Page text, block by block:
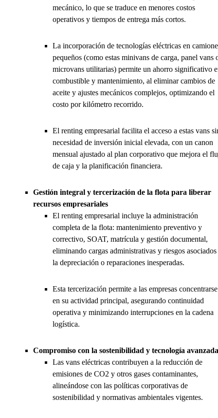
mecánico, lo que se traduce en menores costos
operativos y tiempos de entrega más cortos.
La incorporación de tecnologías eléctricas en
pequeños (como estas minivans de carga, panel vans
microvans utilitarias) permite un ahorro significativo
combustible y mantenimiento, al eliminar cambios de
aceite y ajustes mecánicos complejos, optimizando el
costo por kilómetro recorrido.
El renting empresarial facilita el acceso a estas vans
necesidad de inversión inicial elevada, con un canon
mensual ajustado al plan corporativo que mejora el
de caja y la planificación financiera.
Gestión integral y tercerización de la flota para liberar
recursos empresariales
El renting empresarial incluye la administración
completa de la flota: mantenimiento preventivo y
correctivo, SOAT, matrícula y gestión documental,
eliminando cargas administrativas y riesgos asociados
la depreciación o reparaciones inesperadas.
Esta tercerización permite a las empresas concentrarse
en su actividad principal, asegurando continuidad
operativa y minimizando interrupciones en la cadena
logística.
Compromiso con la sostenibilidad y tecnología avanzada
Las vans eléctricas contribuyen a la reducción de
emisiones de CO2 y otros gases contaminantes,
alineándose con las políticas corporativas de
sostenibilidad y normativas ambientales vigentes.